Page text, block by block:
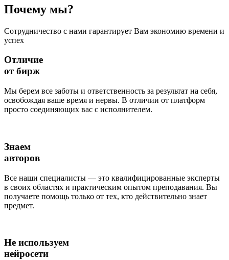
Почему мы?
Сотрудничество с нами гарантирует Вам экономию времени и
успех
Отличие
от бирж
Мы берем все заботы и ответственность за результат на себя,
освобождая ваше время и нервы. В отличии от платформ
просто соединяющих вас с исполнителем.
Знаем
авторов
Все наши специалисты — это квалифицированные эксперты
в своих областях и практическим опытом преподавания. Вы
получаете помощь только от тех, кто действительно знает
предмет.
Не используем
нейросети